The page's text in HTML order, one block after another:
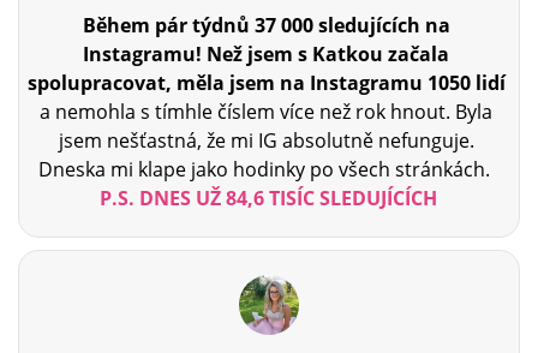
Během pár týdnů 37 000 sledujících na
Instagramu! Než jsem s Katkou začala
spolupracovat, měla jsem na Instagramu 1050 lidí
a nemohla s tímhle číslem více než rok hnout. Byla
jsem nešťastná, že mi IG absolutně nefunguje.
Dneska mi klape jako hodinky po všech stránkách.
P.S. DNES UŽ 84,6 TISÍC SLEDUJÍCÍCH